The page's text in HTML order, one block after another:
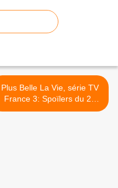
Plus Belle La Vie, série TV
France 3: Spoïlers du 29
octobre au 9 novembre